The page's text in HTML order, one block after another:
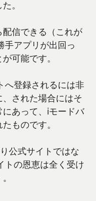
。
配信できる（これが
手アプリが出回っ
可能です。
へ登録されるには非
された場合にはそ
あって、iモードバ
ものです。
公式サイトではな
トの恩恵は全く受け